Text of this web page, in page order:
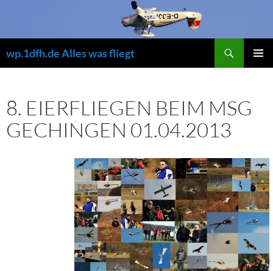
springen
wp.1dfh.de Alles was fliegt
8. EIERFLIEGEN BEIM MSG
GECHINGEN 01.04.2013